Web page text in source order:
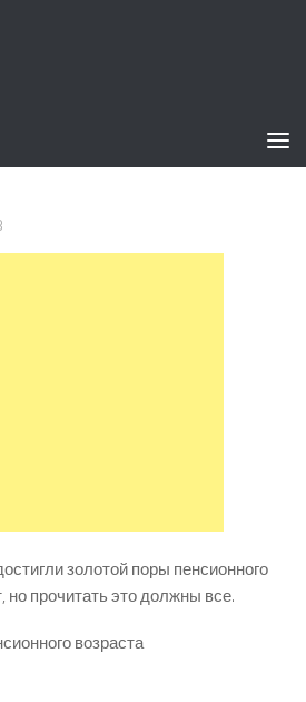
золотой поры пенсионного
но прочитать это должны все.